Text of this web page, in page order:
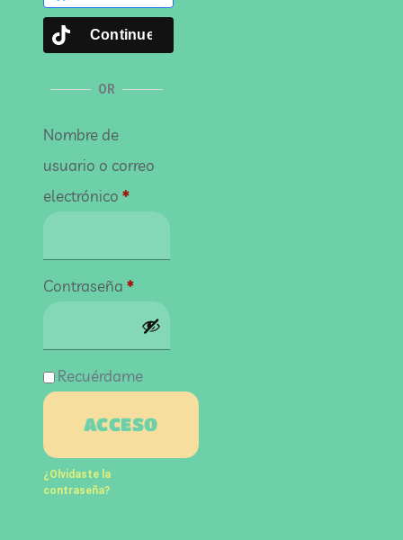
Continue with
OR
Nombre de
usuario o correo
electrónico *
Contraseña *
Recuérdame
ACCESO
¿Olvidaste la
contraseña?